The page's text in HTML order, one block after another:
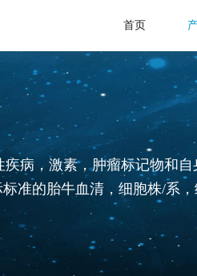
首页
病，激素，肿瘤标记物和自
准的胎牛血清，细胞株/系